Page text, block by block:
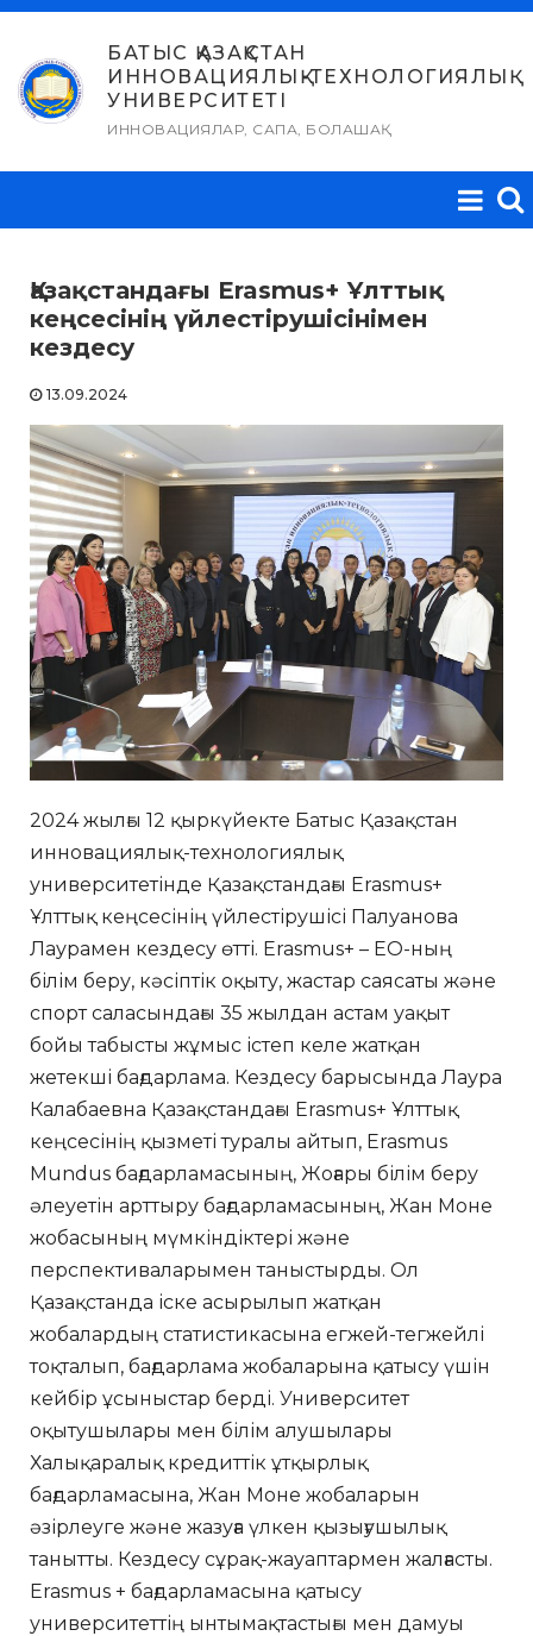
Skip
content
БАТЫС ҚАЗАҚСТАН
ИННОВАЦИЯЛЫҚ-ТЕХНОЛОГИЯЛЫҚ
УНИВЕРСИТЕТІ
ИННОВАЦИЯЛАР, САПА, БОЛАШАҚ
Қазақстандағы Erasmus+ Ұлттық
кеңсесінің үйлестірушісінімен
кездесу
13.09.2024
2024 жылғы 12 қыркүйекте Батыс Қазақстан
инновациялық-технологиялық
университетінде Қазақстандағы Erasmus+
Ұлттық кеңсесінің үйлестірушісі Палуанова
Лаурамен кездесу өтті. Erasmus+ – ЕО-ның
білім беру, кәсіптік оқыту, жастар саясаты және
спорт саласындағы 35 жылдан астам уақыт
бойы табысты жұмыс істеп келе жатқан
жетекші бағдарлама. Кездесу барысында Лаура
Калабаевна Қазақстандағы Erasmus+ Ұлттық
кеңсесінің қызметі туралы айтып, Erasmus
Mundus бағдарламасының, Жоғары білім беру
әлеуетін арттыру бағдарламасының, Жан Моне
жобасының мүмкіндіктері және
перспективаларымен таныстырды. Ол
Қазақстанда іске асырылып жатқан
жобалардың статистикасына егжей-тегжейлі
тоқталып, бағдарлама жобаларына қатысу үшін
кейбір ұсыныстар берді. Университет
оқытушылары мен білім алушылары
Халықаралық кредиттік ұтқырлық
бағдарламасына, Жан Моне жобаларын
әзірлеуге және жазуға үлкен қызығушылық
танытты. Кездесу сұрақ-жауаптармен жалғасты.
Erasmus + бағдарламасына қатысу
университеттің ынтымақтастығы мен дамуы